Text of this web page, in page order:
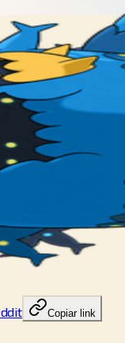
and begin to
Copiar link